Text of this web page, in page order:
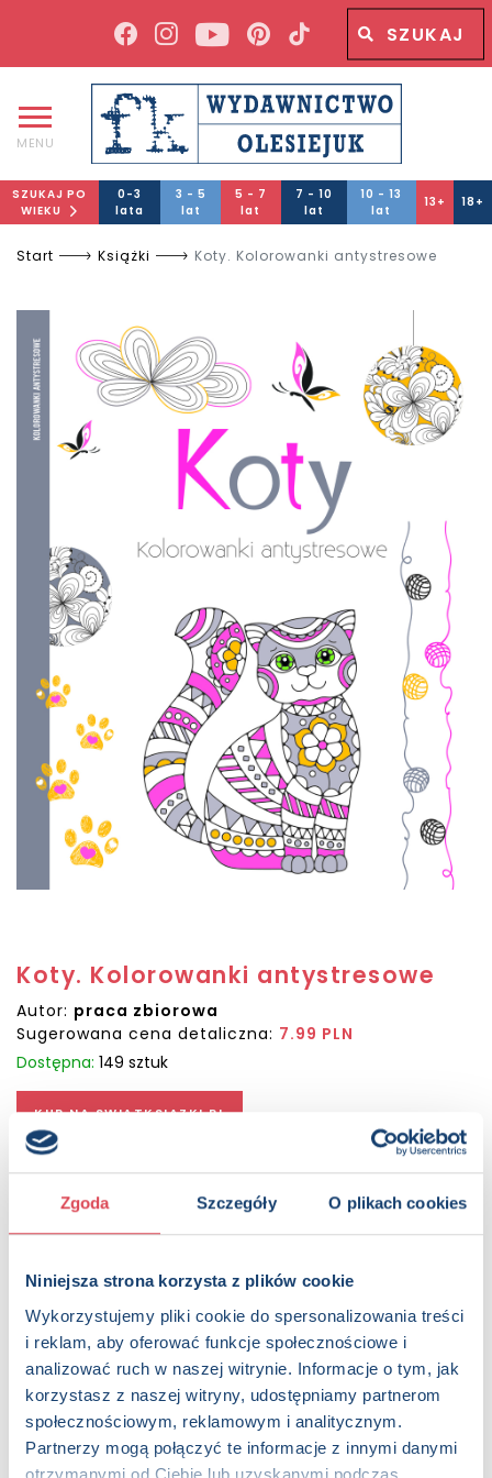
Zgoda Szczegóły O plikach cookies
Niniejsza strona korzysta z plików cookie
Wykorzystujemy pliki cookie do spersonalizowania treści
i reklam, aby oferować funkcje społecznościowe i
analizować ruch w naszej witrynie. Informacje o tym, jak
korzystasz z naszej witryny, udostępniamy partnerom
społecznościowym, reklamowym i analitycznym.
Partnerzy mogą połączyć te informacje z innymi danymi
otrzymanymi od Ciebie lub uzyskanymi podczas
Wyszukiwana fraza
MENU
SZUKAJ PO
WIEKU
0-3
lata
3 - 5
lat
5 - 7
lat
7 - 10
lat
10 - 13
lat
13+ 18+
Start Książki Koty. Kolorowanki antystresowe
Koty. Kolorowanki antystresowe
Autor: praca zbiorowa
Sugerowana cena detaliczna: 7.99 PLN
Dostępna: 149 sztuk
KUP NA SWIATKSIAZKI.PL
KUP NA KSIAZKI.PL
Weź głęboki oddech. Odłóż telefon, zaparz herbatę – i
sięgnij po kredki. Antystresowa kolorowanka dla dorosłych w
poręcznym formacie to idealny sposób na chwilę
wytchnienia – w podróży, w domu, w przerwie między
obowiązkami. Starannie przygotowane ilustracje koją
zmysły, wyciszają myśli i dają przestrzeń do twórczej
ekspresji. W tym tomie spotkasz koty: rozciągnięte w
promieniach słońca, ukryte w zaroślach, zapatrzone w coś,
czego nie widzi nikt prócz nich. Seria obejmuje sześć